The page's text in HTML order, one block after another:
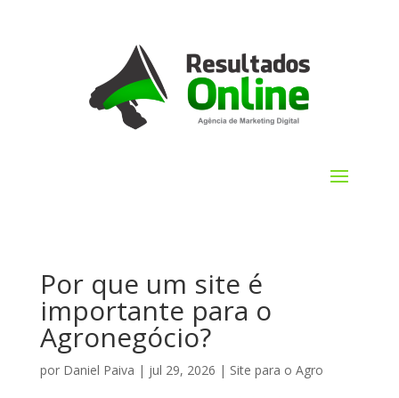
Por que um site é
importante para o
Agronegócio?
por Daniel Paiva | jul 29, 2026 | Site para o Agro